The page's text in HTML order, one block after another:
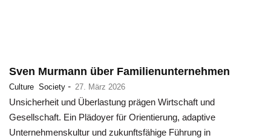
Sven Murmann über Familienunternehmen
Culture Society - 27. März 2026
Unsicherheit und Überlastung prägen Wirtschaft und
Gesellschaft. Ein Plädoyer für Orientierung, adaptive
Unternehmenskultur und zukunftsfähige Führung in